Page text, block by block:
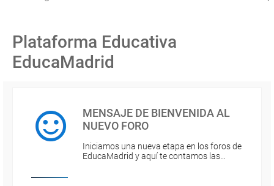
Plataforma Educativa
EducaMadrid
MENSAJE DE BIENVENIDA AL
NUEVO FORO
Iniciamos una nueva etapa en los foros de
EducaMadrid y aquí te contamos las…